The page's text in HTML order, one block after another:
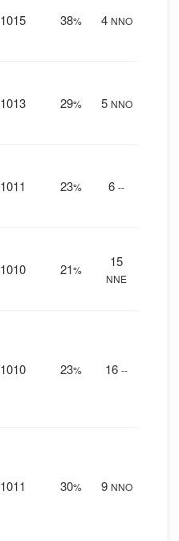
1015 38% 4 NNO
1013 29% 5 NNO
1011 23% 6 --
1010 21%
15
NNE
1010 23% 16 --
1011 30% 9 NNO